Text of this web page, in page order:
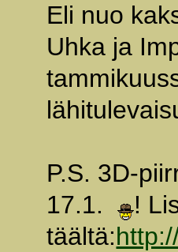
Eli nuo
Uhka ja
P.S. 3D-
17.1.
!
täältä: